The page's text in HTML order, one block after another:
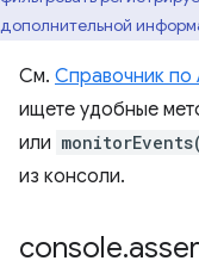
дополнительной
См. Справочник по
ищете удобные
или
из консоли.
console.